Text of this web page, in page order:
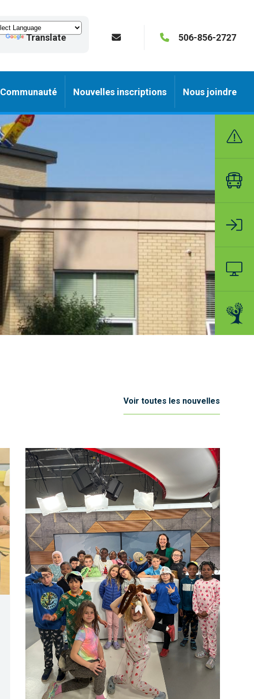
Translate 506-856-2727
Communauté Nouvelles inscriptions Nous joindre
Voir toutes les nouvelles